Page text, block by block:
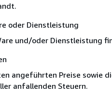
oder Dienstleistung
und/oder Dienstleistung
angeführten Preise sowie
anfallenden Steuern.